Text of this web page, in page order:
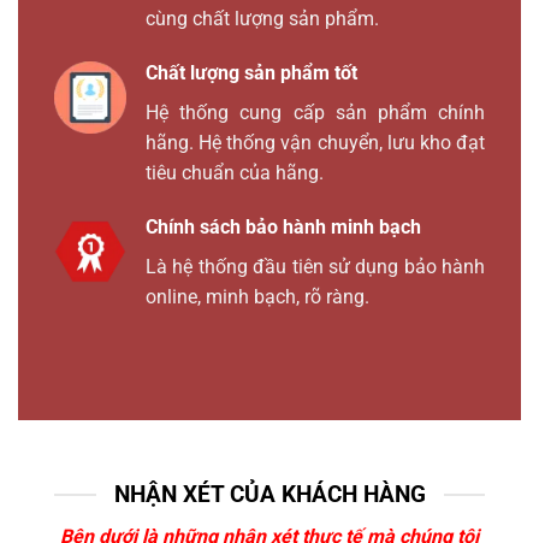
cùng chất lượng sản phẩm.
Chất lượng sản phẩm tốt
Hệ thống cung cấp sản phẩm chính
hãng. Hệ thống vận chuyển, lưu kho đạt
tiêu chuẩn của hãng.
Chính sách bảo hành minh bạch
Là hệ thống đầu tiên sử dụng bảo hành
online, minh bạch, rõ ràng.
NHẬN XÉT CỦA KHÁCH HÀNG
Bên dưới là những nhận xét thực tế mà chúng tôi